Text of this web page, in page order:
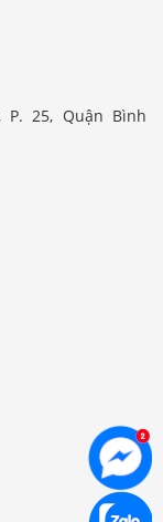
P. 25, Quận Bình